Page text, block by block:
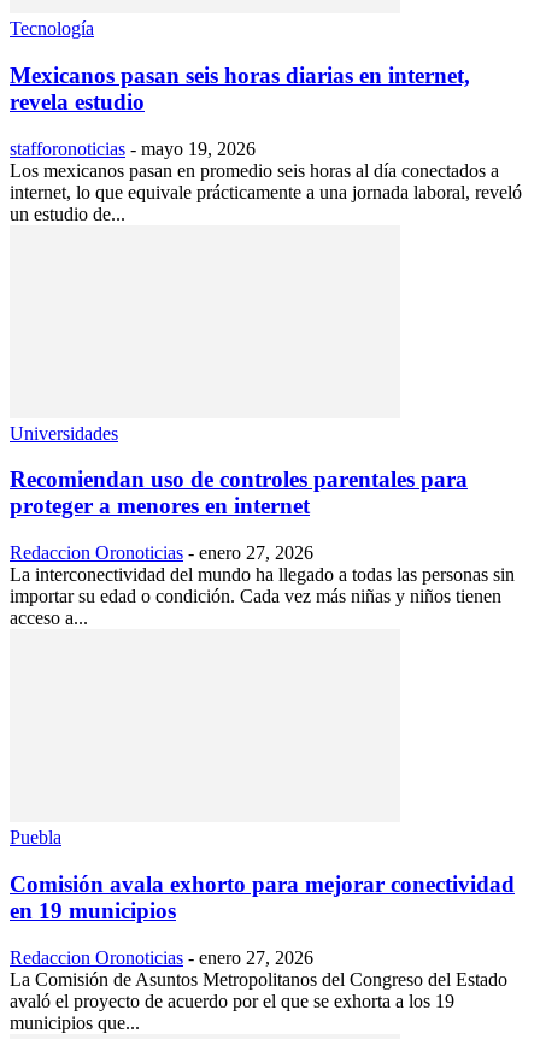
Tecnología
Mexicanos pasan seis horas diarias en internet,
revela estudio
stafforonoticias - mayo 19, 2026
Los mexicanos pasan en promedio seis horas al día conectados a
internet, lo que equivale prácticamente a una jornada laboral, reveló
un estudio de...
Universidades
Recomiendan uso de controles parentales para
proteger a menores en internet
Redaccion Oronoticias - enero 27, 2026
La interconectividad del mundo ha llegado a todas las personas sin
importar su edad o condición. Cada vez más niñas y niños tienen
acceso a...
Puebla
Comisión avala exhorto para mejorar conectividad
en 19 municipios
Redaccion Oronoticias - enero 27, 2026
La Comisión de Asuntos Metropolitanos del Congreso del Estado
avaló el proyecto de acuerdo por el que se exhorta a los 19
municipios que...